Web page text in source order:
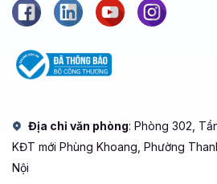
Địa chỉ văn phòng: Phòng 302,
KĐT mới Phùng Khoang, Phường
Nội